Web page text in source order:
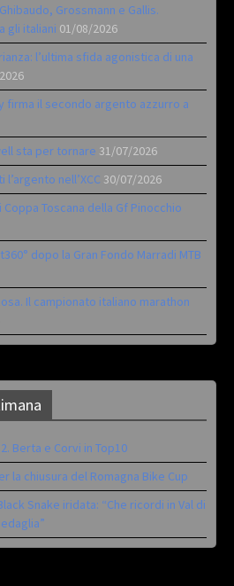
Grossmann e Gallis.
gli italiani 01/08/2026
l’ultima sfida agonistica di una
firma il secondo argento azzurro a
sta per tornare 31/07/2026
nell’XCC 30/07/2026
Toscana della Gf Pinocchio
dopo la Gran Fondo Marradi MTB
Il campionato italiano marathon
Berta e Corvi in Top10
la chiusura del Romagna Bike Cup
Snake iridata: “Che ricordi in Val di